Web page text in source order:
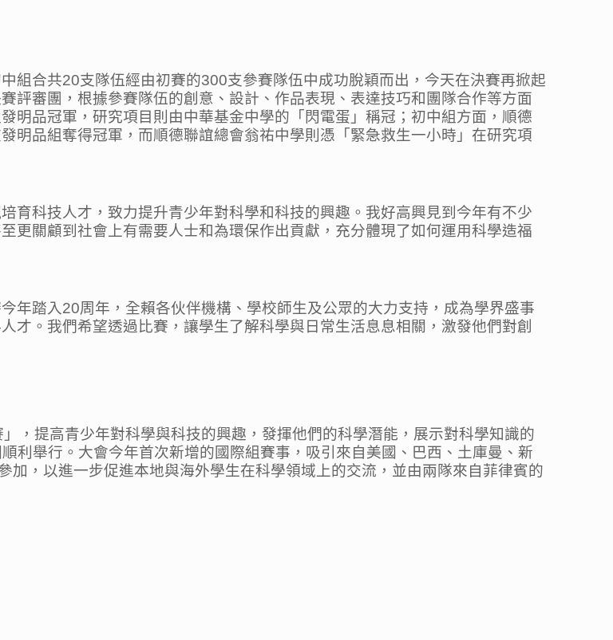
組合共20支隊伍經由初賽的300支參賽隊伍中成功脫穎而出，今天在決賽再掀起
評審團，根據參賽隊伍的創意、設計、作品表現、表達技巧和團隊合作等方面
明品冠軍，研究項目則由中華基金中學的「閃電蛋」稱冠；初中組方面，順德
明品組奪得冠軍，而順德聯誼總會翁祐中學則憑「緊急救生一小時」在研究項
育科技人才，致力提升青少年對科學和科技的興趣。我好高興見到今年有不少
更關顧到社會上有需要人士和為環保作出貢獻，充分體現了如何運用科學造福
年踏入20周年，全賴各伙伴機構、學校師生及公眾的大力支持，成為學界盛事
才。我們希望透過比賽，讓學生了解科學與日常生活息息相關，激發他們對創
，提高青少年對科學與科技的興趣，發揮他們的科學潛能，展示對科學知識的
利舉行。大會今年首次新增的國際組賽事，吸引來自美國、巴西、土庫曼、新
，以進一步促進本地與海外學生在科學領域上的交流，並由兩隊來自菲律賓的